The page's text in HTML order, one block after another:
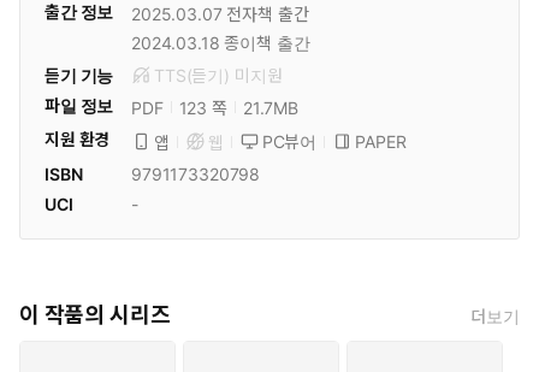
출간 정보 2025.03.07 전자책 출간
2024.03.18 종이책 출간
듣기 기능
TTS(듣기) 미 지원
파일 정보
PDF 123 쪽
21.7MB
지원 환경
앱 웹 PC뷰어
PAPER
ISBN
9791173320798
UCI
-
이 작품의 시리즈 더보기